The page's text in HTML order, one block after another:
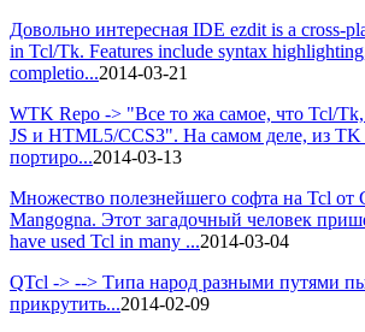
Довольно интересная IDE ezdit is a cross-
in Tcl/Tk. Features include syntax
completio...2014-03-21
WTK Repo -> "Все то жа самое, что Tcl/Tk,
JS и HTML5/CCS3". На самом деле, из TK
портиро...2014-03-13
Множество полезнейшего софта на Tcl от
Mangogna. Этот загадочный человек
have used Tcl in many ...2014-03-04
QTcl -> --> Типа народ разными путями
прикрутить...2014-02-09